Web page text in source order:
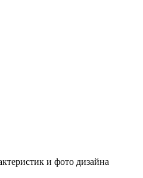
и фото дизайна